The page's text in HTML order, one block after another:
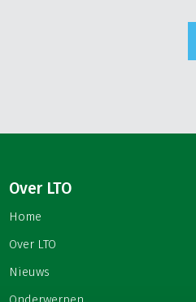
Over LTO
Home
Over LTO
Nieuws